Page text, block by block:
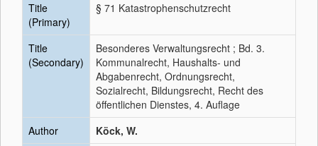
Title
(Primary)
§ 71 Katastrophenschutzrecht
Title
(Secondary)
Besonderes Verwaltungsrecht ; Bd. 3.
Kommunalrecht, Haushalts- und
Abgabenrecht, Ordnungsrecht,
Sozialrecht, Bildungsrecht, Recht des
öffentlichen Dienstes, 4. Auflage
Author
Köck, W.